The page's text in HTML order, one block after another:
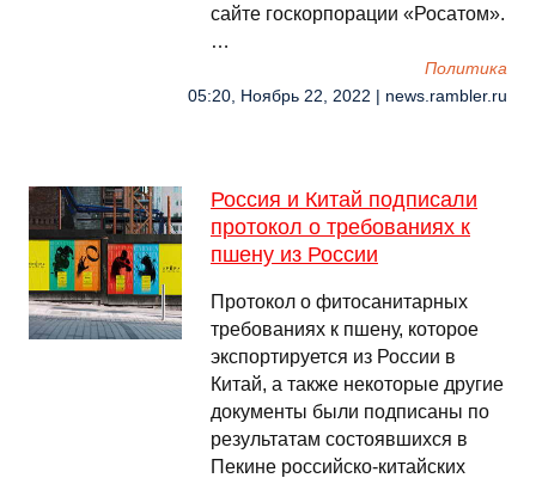
сайте госкорпорации «Росатом».
…
Политика
05:20, Ноябрь 22, 2022 | news.rambler.ru
Россия и Китай подписали
протокол о требованиях к
пшену из России
Протокол о фитосанитарных
требованиях к пшену, которое
экспортируется из России в
Китай, а также некоторые другие
документы были подписаны по
результатам состоявшихся в
Пекине российско-китайских